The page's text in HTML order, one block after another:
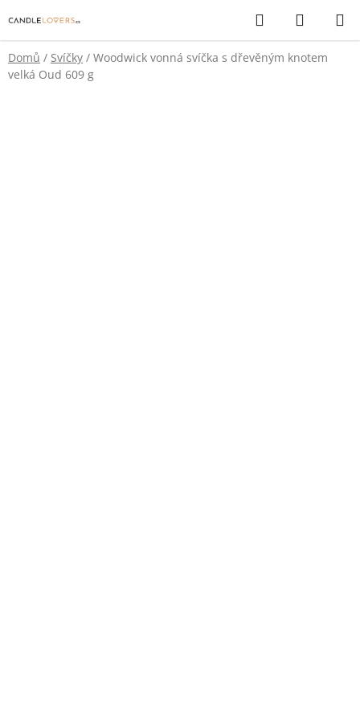
na
obsah
Hledat
KOŠÍK
Domů / Svíčky / Woodwick vonná svíčka s dřevěným knotem
velká Oud 609 g